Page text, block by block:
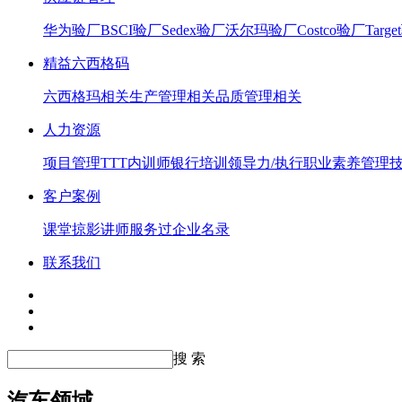
华为验厂BSCI验厂Sedex验厂沃尔玛验厂Costco验厂
精益六西格码
六西格玛相关生产管理相关品质管理相关
人力资源
项目管理TTT内训师银行培训 领导力/执行职业素养管理
客户案例
课堂掠影讲师服务过企业名录
联系我们
搜 索